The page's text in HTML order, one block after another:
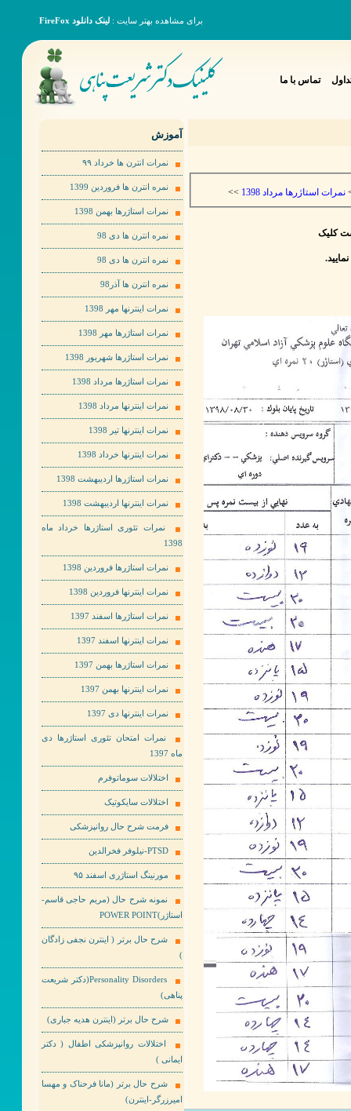
برای مشاهده بهتر سایت : لینک دانلود FireFox
تماس با ما
نمرات استاژرها مرداد 1398 >>
کلیک
آموزش
نمرات انترن ها خرداد ٩٩
نمره انترن ها فروردین 1399
نمرات استاژرها بهمن 1398
نمره انترن ها دی 98
نمره انترن ها دی 98
نمره انترن ها آذر98
نمرات اینترنها مهر 1398
نمرات استاژرها مهر 1398
نمرات استاژرها شهریور 1398
نمرات استاژرها مرداد 1398
نمرات اینترنها مرداد 1398
نمرات اینترنها تیر 1398
نمرات اینترنها خرداد 1398
نمرات استاژرها اردیبهشت 1398
نمرات اینترنها اردیبهشت 1398
نمرات تئوری استاژرها خرداد ماه
1398
نمرات استاژرها فروردین 1398
نمرات اینترنها فروردین 1398
نمرات استاژرها اسفند 1397
نمرات اینترنها اسفند 1397
نمرات استاژرها بهمن 1397
نمرات اینترنها بهمن 1397
نمرات اینترنها دی 1397
نمرات امتحان تئوری استاژرها دی
ماه 1397
اختلالات سوماتوفرم
اختلالات سایکوتیک
فرمت شرح حال روانپزشکی
PTSD-نیلوفر فخرالدین
مورنینگ استاژری اسفند ۹۵
نمونه شرح حال (مریم حاجی قاسم-
استاژر)POWER POINT
شرح حال برتر ( اینترن نجفی زادگان
)
Personality Disorders(دکتر شریعت
پناهی)
شرح حال برتر (اینترن هدیه جباری)
اختلالات روانپزشکی اطفال ( دکتر
ایمانی )
شرح حال برتر (مانا فرحناک و مهسا
امیرزرگر-اینترن)